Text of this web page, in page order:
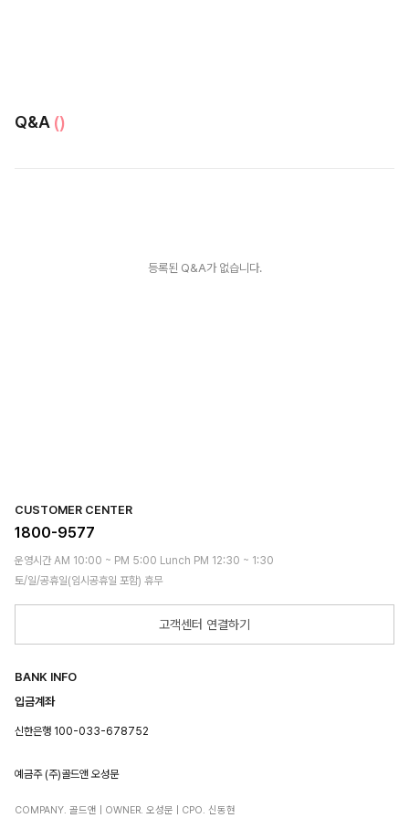
Q&A ()
등록된 Q&A가 없습니다.
CUSTOMER CENTER
1800-9577
운영시간 AM 10:00 ~ PM 5:00 Lunch PM 12:30 ~ 1:30
토/일/공휴일(임시공휴일 포함) 휴무
고객센터 연결하기
BANK INFO
입금계좌
신한은행 100-033-678752
예금주 (주)골드앤 오성문
COMPANY. 골드앤 | OWNER. 오성문 | CPO. 신동현